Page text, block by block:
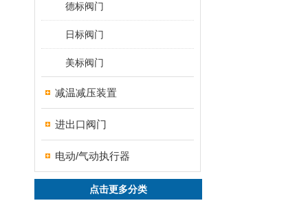
德标阀门
日标阀门
美标阀门
减温减压装置
进出口阀门
电动/气动执行器
点击更多分类